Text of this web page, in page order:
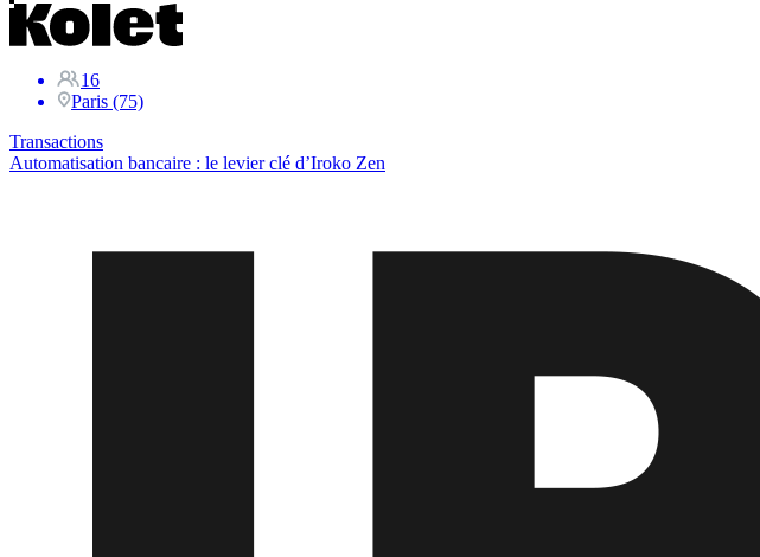
16
Paris (75)
Transactions
Automatisation bancaire : le levier clé d’Iroko Zen